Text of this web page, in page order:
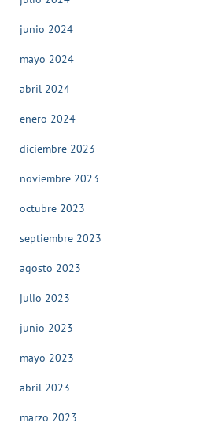
junio 2024
mayo 2024
abril 2024
enero 2024
diciembre 2023
noviembre 2023
octubre 2023
septiembre 2023
agosto 2023
julio 2023
junio 2023
mayo 2023
abril 2023
marzo 2023